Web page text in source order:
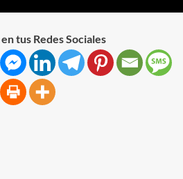
tus Redes Sociales